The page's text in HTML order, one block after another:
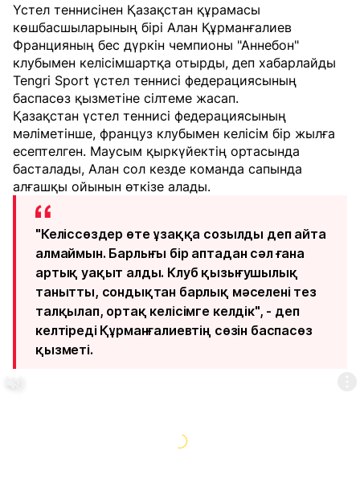
Үстел теннисінен Қазақстан құрамасы
көшбасшыларының бірі Алан Құрманғалиев
Францияның бес дүркін чемпионы "Аннебон"
клубымен келісімшартқа отырды, деп хабарлайды
Tengri Sport үстел теннисі федерациясының
баспасөз қызметіне сілтеме жасап.
Қазақстан үстел теннисі федерациясының
мәліметінше, француз клубымен келісім бір жылға
есептелген. Маусым қыркүйектің ортасында
басталады, Алан сол кезде команда сапында
алғашқы ойынын өткізе алады.
"Келіссөздер өте ұзаққа созылды деп айта
алмаймын. Барлығы бір аптадан сәл ғана
артық уақыт алды. Клуб қызығушылық
танытты, сондықтан барлық мәселені тез
талқылап, ортақ келісімге келдік", - деп
келтіреді Құрманғалиевтің сөзін баспасөз
қызметі.